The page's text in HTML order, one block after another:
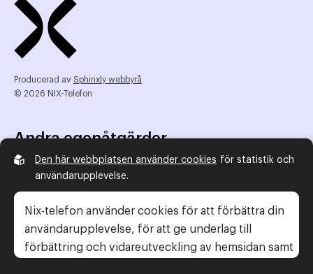
Producerad av Sphinxly webbyrå
© 2026 NIX-Telefon
Andra egenåtgärder
NIX Telefon
NIX addresserat
Reklamombudsmannen
Konsumentverket
Den här webbplatsen använder cookies för statistik och
användarupplevelse.
Nix-telefon använder cookies för att förbättra din
användarupplevelse, för att ge underlag till
förbättring och vidareutveckling av hemsidan samt